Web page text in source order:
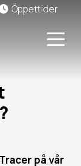
Öppettider
på vår